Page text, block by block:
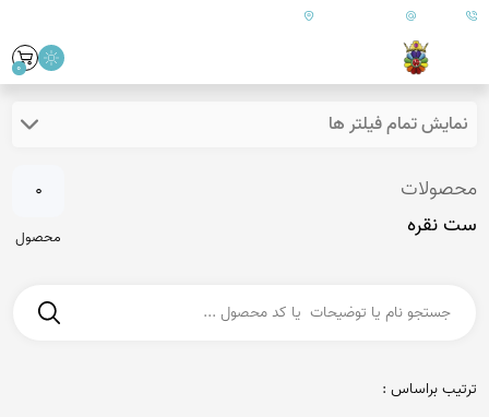
09179890157 ایران - فارس - کازرون
0
نمایش تمام فیلتر ها
محصولات
ست نقره
0
محصول
ترتیب براساس :